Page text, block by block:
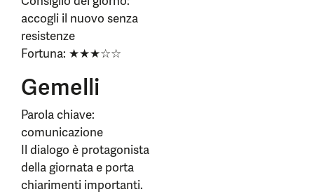
accogli il nuovo senza
resistenze
Fortuna: ★★★☆☆
Gemelli
Parola chiave:
comunicazione
Il dialogo è protagonista
della giornata e porta
chiarimenti importanti.